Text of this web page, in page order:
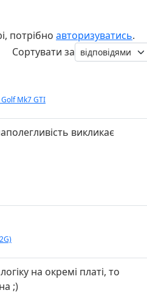
потрібно авторизуватись.
Сортувати за
Mk7 GTI
викликає
на окремі платі, то
;)